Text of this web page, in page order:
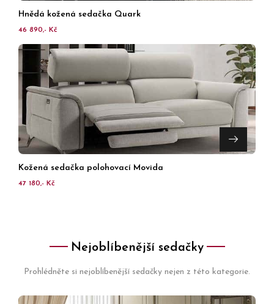
Hnědá kožená sedačka Quark
46 890,- Kč
Kožená sedačka polohovací Movida
47 180,- Kč
Nejoblíbenější sedačky
Prohlédněte si nejoblíbenější sedačky nejen z této kategorie.